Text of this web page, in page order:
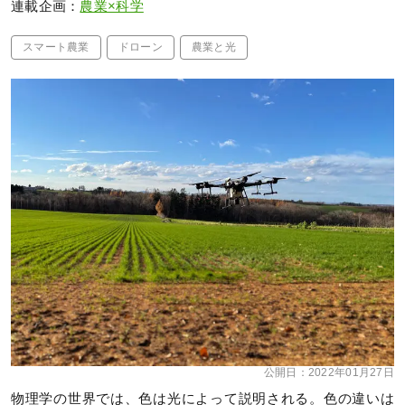
連載企画： 農業×科学
スマート農業 ドローン 農業と光
公開日： 2022年01月27日
物理学の世界では、色は光によって説明される。色の違いは